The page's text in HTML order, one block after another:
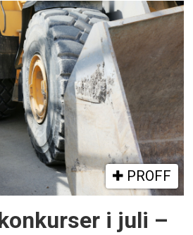
PROFF
i juli –